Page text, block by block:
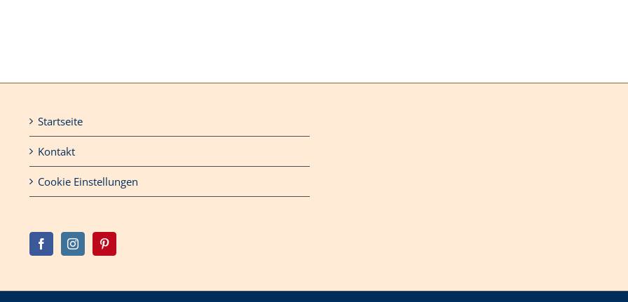
Startseite
Kontakt
Cookie Einstellungen